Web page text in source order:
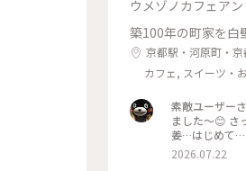
ウメゾノカフェア
築100年の町家を白
京都駅・河原町・
カフェ, スイーツ・
素敵ユーザー
ました〜😊 さ
姜…はじめて…
でだろうと思
2026.07.22